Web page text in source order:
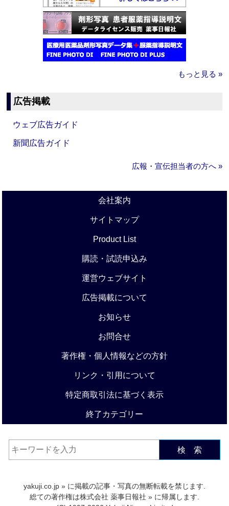
もっと見る »
広告掲載
ウェブ広告ガイド
新聞広告ガイド
広報・宣伝担当者の方へ »
会社案内
サイトマップ
Product List
購読・試読申込み
運営ウェブサイト
広告掲載について
お知らせ
お問合せ
著作権・個人情報などの方針
リンク・引用について
特定商取引法に基づく表示
終了カテゴリー
検 索
yakuji.co.jp » に掲載の記事・写真の無断転載を禁じます.
総ての著作権は株式会社 薬事日報社 » に帰属します.